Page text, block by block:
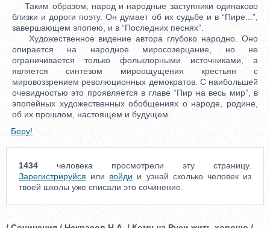
Таким образом, народ и народные заступники одинаково
близки и дороги поэту. Он думает об их судьбе и в “Пире...”,
завершающем эпопею, и в “Последних песнях”.
Художественное видение автора глубоко народно. Оно
опирается на народное миросозерцание, но не
ограничивается только фольклорными источниками, а
является синтезом мироощущения крестьян с
мировоззрением революционных демократов. С наибольшей
очевидностью это проявляется в главе “Пир на весь мир”, в
эпопейных художественных обобщениях о народе, родине,
об их прошлом, настоящем и будущем.
Беру!
1434 человека просмотрели эту страницу.
Зарегистрируйся или войди и узнай сколько человек из
твоей школы уже списали это сочинение.